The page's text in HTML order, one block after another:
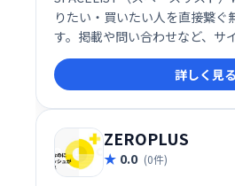
りたい・買いたい人を直接繋ぐ
す。掲載や問い合わせなど、サ
すべて無料。手軽に物件探し
ナーさんも借主・買主さんも、
できます。
詳しく見る
ZEROPLUS
0.0 (0件)